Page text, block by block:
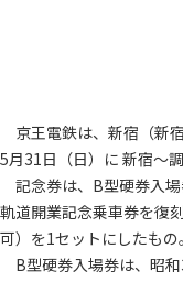
京王電鉄は、新宿（新
5月31日（日）に 新宿～
記念券は、B型硬券入
軌道開業記念乗車券を復
可）を1セットにしたもの。
B型硬券入場券は、昭